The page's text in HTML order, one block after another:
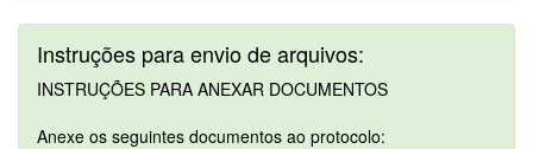
Instruções para envio de arquivos:
INSTRUÇÕES PARA ANEXAR DOCUMENTOS
Anexe os seguintes documentos ao protocolo: